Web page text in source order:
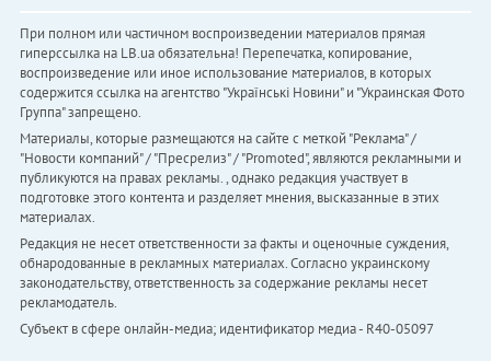
При полном или частичном воспроизведении материалов прямая
гиперссылка на LB.ua обязательна! Перепечатка, копирование,
воспроизведение или иное использование материалов, в которых
содержится ссылка на агентство "Українськi Новини" и "Украинская Фото
Группа" запрещено.
Материалы, которые размещаются на сайте с меткой "Реклама" /
"Новости компаний" / "Пресрелиз" / "Promoted", являются рекламными и
публикуются на правах рекламы. , однако редакция участвует в
подготовке этого контента и разделяет мнения, высказанные в этих
материалах.
Редакция не несет ответственности за факты и оценочные суждения,
обнародованные в рекламных материалах. Согласно украинскому
законодательству, ответственность за содержание рекламы несет
рекламодатель.
Субъект в сфере онлайн-медиа; идентификатор медиа - R40-05097